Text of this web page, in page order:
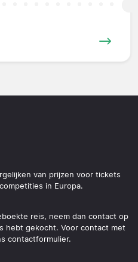
van prijzen voor tickets
in Europa.
reis, neem dan contact op
hebt gekocht. Voor contact met
contactformulier.